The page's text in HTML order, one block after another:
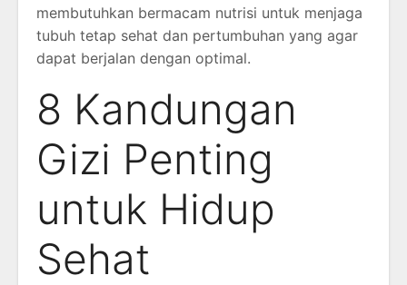
membutuhkan bermacam nutrisi untuk menjaga
tubuh tetap sehat dan pertumbuhan yang agar
dapat berjalan dengan optimal.
8 Kandungan
Gizi Penting
untuk Hidup
Sehat